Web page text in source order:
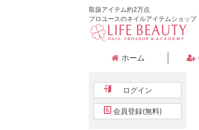
取扱アイテム約2万点
プロユースのネイルアイテムショップ
ホーム
ログイン
会員登録(無料)